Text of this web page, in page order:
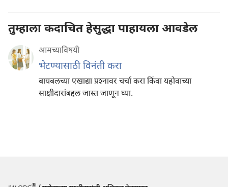
तुम्हाला कदाचित हेसुद्धा पाहायला आवडेल
आमच्याविषयी
भेटण्यासाठी विनंती करा
बायबलच्या एखाद्या प्रश्‍नावर चर्चा करा किंवा यहोवाच्या
साक्षीदारांबद्दल जास्त जाणून घ्या.